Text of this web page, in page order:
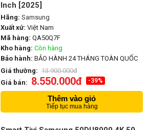
Inch [2025]
Hãng: Samsung
Xuất xứ: Việt Nam
Mã hàng: QA50Q7F
Kho hàng: Còn hàng
Bảo hành: BẢO HÀNH 24 THÁNG TOÀN QUỐC
Giá thường: 13.900.000đ
Giá bán: 8.550.000đ -39%
Thêm vào giỏ
Tiếp tục mua hàng